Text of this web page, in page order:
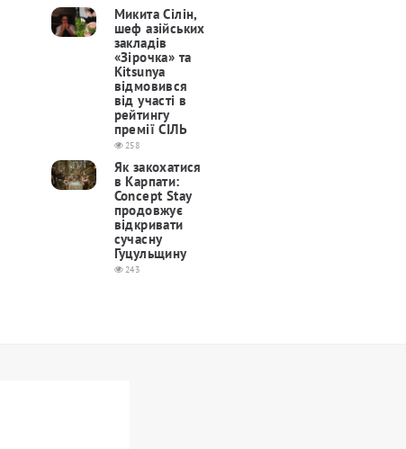
Микита Сілін,
шеф азійських
закладів
«Зірочка» та
Kitsunya
відмовився
від участі в
рейтингу
премії СІЛЬ
258
Як закохатися
в Карпати:
Concept Stay
продовжує
відкривати
сучасну
Гуцульщину
243